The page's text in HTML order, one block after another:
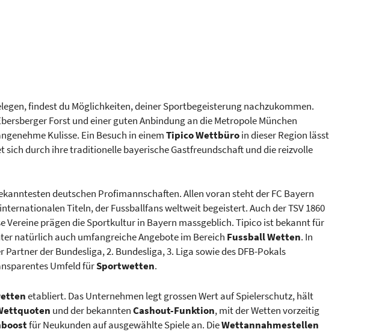
findest du Möglichkeiten, deiner Sportbegeisterung nachzukommen.
Forst und einer guten Anbindung an die Metropole München
Kulisse. Ein Besuch in einemTipico Wettbüroin dieser Region lässt
durch ihre traditionelle bayerische Gastfreundschaft und die reizvolle
deutschen Profimannschaften. Allen voran steht der FC Bayern
Titeln, der Fussballfans weltweit begeistert. Auch der TSV 1860
prägen die Sportkultur in Bayern massgeblich. Tipico ist bekannt für
natürlich auch umfangreiche Angebote im Bereich Fussball Wetten. In
der Bundesliga, 2. Bundesliga, 3. Liga sowie des DFB-Pokals
Umfeld fürSportwetten.
etabliert. Das Unternehmen legt grossen Wert auf Spielerschutz, hält
und der bekanntenCashout-Funktion, mit der Wetten vorzeitig
für Neukunden auf ausgewählte Spiele an. DieWettannahmestellen